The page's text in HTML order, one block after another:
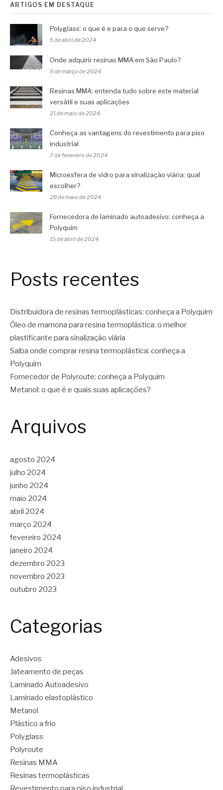
ARTIGOS EM DESTAQUE
Polyglass: o que é e para o que serve?
5 de abril de 2024
Onde adquirir resinas MMA em São Paulo?
5 de março de 2024
Resinas MMA: entenda tudo sobre este material
versátil e suas aplicações
21 de maio de 2024
Conheça as vantagens do revestimento para piso
industrial
7 de fevereiro de 2024
Microesfera de vidro para sinalização viária: qual
escolher?
28 de maio de 2024
Fornecedora de laminado autoadesivo: conheça a
Polyquim
15 de abril de 2024
Posts recentes
Distribuidora de resinas termoplásticas: conheça a Polyquim
Óleo de mamona para resina termoplástica: o melhor
plastificante para sinalização viária
Saiba onde comprar resina termoplástica: conheça a
Polyquim
Fornecedor de Polyroute: conheça a Polyquim
Metanol: o que é e quais suas aplicações?
Arquivos
agosto 2024
julho 2024
junho 2024
maio 2024
abril 2024
março 2024
fevereiro 2024
janeiro 2024
dezembro 2023
novembro 2023
outubro 2023
Categorias
Adesivos
Jateamento de peças
Laminado Autoadesivo
Laminado elastoplástico
Metanol
Plástico a frio
Polyglass
Polyroute
Resinas MMA
Resinas termoplásticas